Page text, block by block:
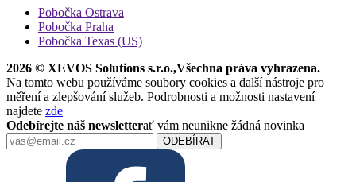
Pobočka Ostrava
Pobočka Praha
Pobočka Texas (US)
2026 © XEVOS Solutions s.r.o.,Všechna práva vyhrazena.
Na tomto webu používáme soubory cookies a další nástroje pro
měření a zlepšování služeb. Podrobnosti a možnosti nastavení
najdete zde
Odebírejte náš newsletterať vám neunikne žádná novinka